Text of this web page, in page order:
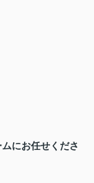
にお任せくださ